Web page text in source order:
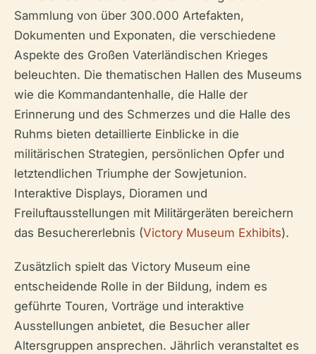
Sammlung von über 300.000 Artefakten,
Dokumenten und Exponaten, die verschiedene
Aspekte des Großen Vaterländischen Krieges
beleuchten. Die thematischen Hallen des Museums
wie die Kommandantenhalle, die Halle der
Erinnerung und des Schmerzes und die Halle des
Ruhms bieten detaillierte Einblicke in die
militärischen Strategien, persönlichen Opfer und
letztendlichen Triumphe der Sowjetunion.
Interaktive Displays, Dioramen und
Freiluftausstellungen mit Militärgeräten bereichern
das Besuchererlebnis (Victory Museum Exhibits).
Zusätzlich spielt das Victory Museum eine
entscheidende Rolle in der Bildung, indem es
geführte Touren, Vorträge und interaktive
Ausstellungen anbietet, die Besucher aller
Altersgruppen ansprechen. Jährlich veranstaltet es